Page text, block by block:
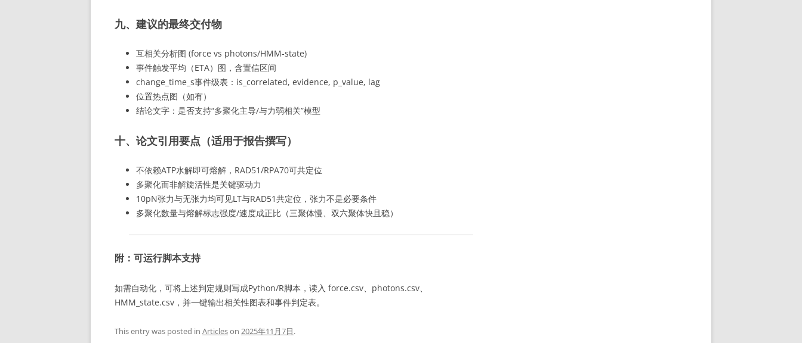
九、建议的最终交付物
互相关分析图 (force vs photons/HMM-state)
事件触发平均（ETA）图，含置信区间
change_time_s事件级表：is_correlated, evidence, p_value, lag
位置热点图（如有）
结论文字：是否支持“多聚化主导/与力弱相关”模型
十、论文引用要点（适用于报告撰写）
不依赖ATP水解即可熔解，RAD51/RPA70可共定位
多聚化而非解旋活性是关键驱动力
10pN张力与无张力均可见LT与RAD51共定位，张力不是必要条件
多聚化数量与熔解标志强度/速度成正比（三聚体慢、双六聚体快且稳）
附：可运行脚本支持
如需自动化，可将上述判定规则写成Python/R脚本，读入 force.csv、photons.csv、
HMM_state.csv，并一键输出相关性图表和事件判定表。
This entry was posted in Articleson 2025年11月7日.